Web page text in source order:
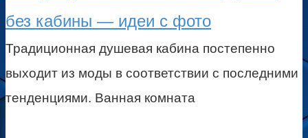
без кабины — идеи с фото
Традиционная душевая кабина постепенно
выходит из моды в соответствии с последними
тенденциями. Ванная комната